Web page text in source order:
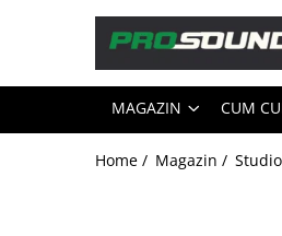
Magazin
Sonorizare / PA
Playere si Recordere
MAGAZIN CUM
Home / Magazin /